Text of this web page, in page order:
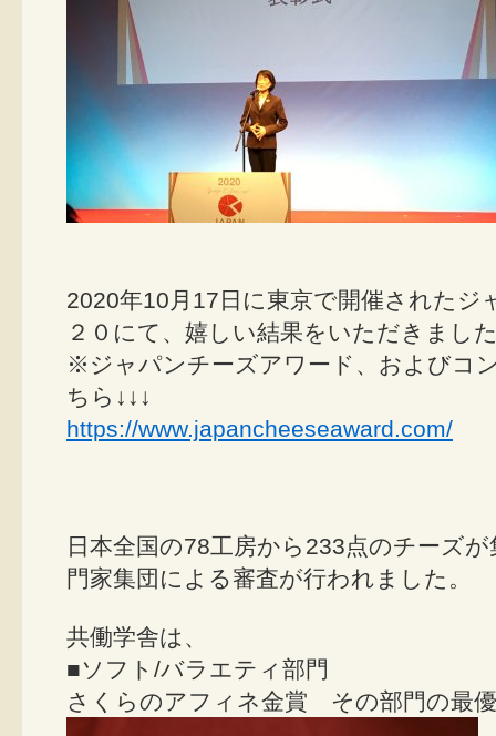
2020年10月17日に東京で開催されたジ
２０にて、嬉しい結果をいただきまし
※ジャパンチーズアワード、およびコ
ちら↓↓↓
https://www.japancheeseaward.com/
日本全国の78工房から233点のチーズ
門家集団による審査が行われました。
共働学舎は、
■ソフト/バラエティ部門
さくらのアフィネ金賞 その部門の最